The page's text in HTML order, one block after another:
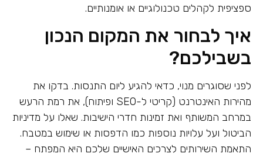
ספציפית לקהלים טכנולוגיים או אומנותיים.
איך לבחור את המקום הנכון
בשבילכם?
לפני שסוגרים מנוי, כדאי להגיע ליום התנסות. בדקו את
מהירות האינטרנט (קריטי ל-SEO ופיתוח), את רמת הרעש
במרחב המשותף ואת זמינות חדרי הישיבות. שאלו על מדיניות
הביטול ועל עלויות נוספות כמו הדפסות או שימוש במטבח.
התאמת השירותים לצרכים האישיים שלכם היא המפתח –